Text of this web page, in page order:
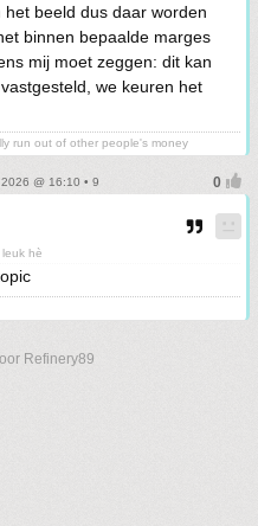
beeld dus daar worden
binnen bepaalde marges
mij moet zeggen: dit kan
we keuren het
run out of other people's money
@ 16:10 • 9
hè
Refinery89